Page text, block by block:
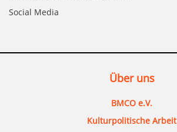
Social Media
Über uns
BMCO e.V.
Kulturpolitische Arbeit